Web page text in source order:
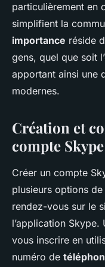
particulièrement en
simplifient la
importance réside
gens, quel que soit
apportant ainsi une
modernes.
Création et
compte Skype
Créer un compte
plusieurs options
rendez-vous sur le
l’application
vous inscrire en
numéro de